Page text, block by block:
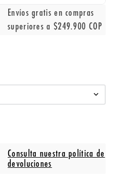
Envíos gratis en compras
superiores a $249.900 COP
Consulta nuestra política de
devoluciones